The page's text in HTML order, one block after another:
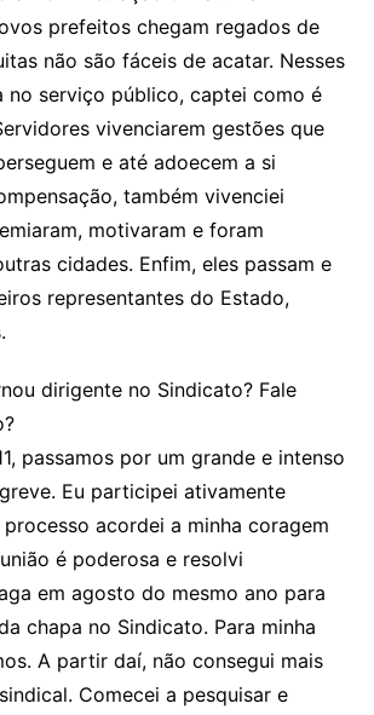
prefeitos chegam regados de
não são fáceis de acatar. Nesses
no serviço público, captei como é
vivenciarem gestões que
e até adoecem a si
também vivenciei
motivaram e foram
cidades. Enfim, eles passam e
representantes do Estado,
dirigente no Sindicato? Fale
passamos por um grande e intenso
Eu participei ativamente
acordei a minha coragem
é poderosa e resolvi
em agosto do mesmo ano para
chapa no Sindicato. Para minha
A partir daí, não consegui mais
Comecei a pesquisar e